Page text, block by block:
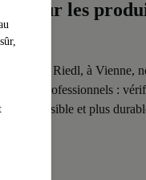
pour les
Jürgen Riedl, à Vienne,
des professionnels :
accessible et plus